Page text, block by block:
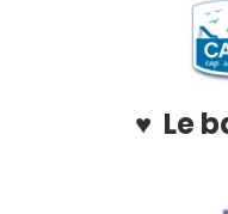
♥ Le